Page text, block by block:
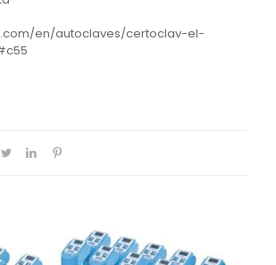
en/autoclaves/certoclav-el-